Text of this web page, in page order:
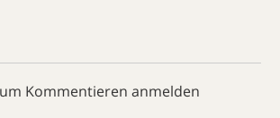
Kommentieren anmelden